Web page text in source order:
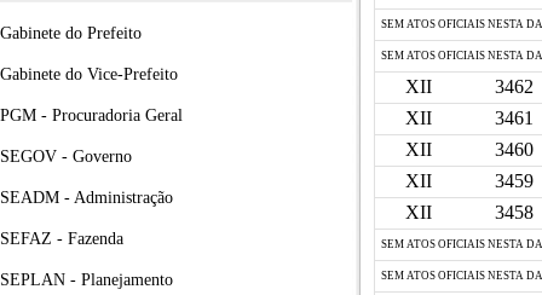
Gabinete do Prefeito
Gabinete do Vice-Prefeito
PGM - Procuradoria Geral
SEGOV - Governo
SEADM - Administração
SEFAZ - Fazenda
SEPLAN - Planejamento
SEM ATOS OFICIAIS NESTA
SEM ATOS OFICIAIS NESTA
XII
3462
XII
3461
XII
3460
XII
3459
XII
3458
SEM ATOS OFICIAIS NESTA
SEM ATOS OFICIAIS NESTA